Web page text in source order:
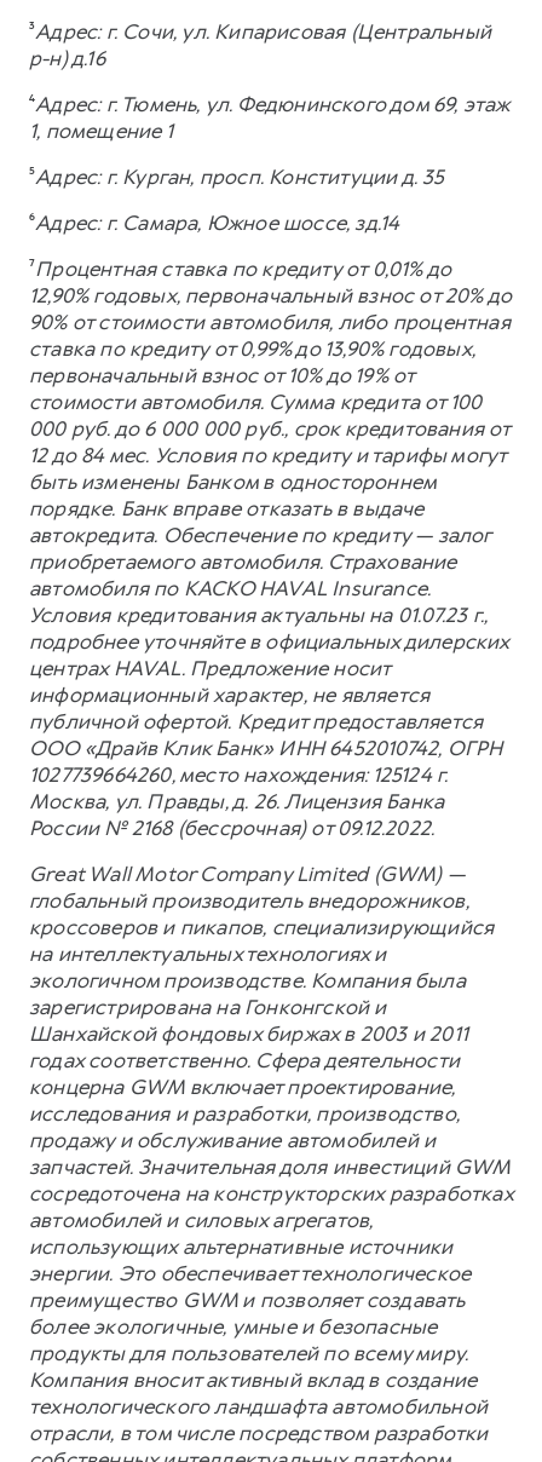
³Адрес: г. Сочи, ул. Кипарисовая (Центральный
р-н) д.16
⁴Адрес: г. Тюмень, ул. Федюнинского дом 69, этаж
1, помещение 1
⁵Адрес: г. Курган, просп. Конституции д. 35
⁶Адрес: г. Самара, Южное шоссе, зд.14
⁷Процентная ставка по кредиту от 0,01% до
12,90% годовых, первоначальный взнос от 20% до
90% от стоимости автомобиля, либо процентная
ставка по кредиту от 0,99% до 13,90% годовых,
первоначальный взнос от 10% до 19% от
стоимости автомобиля. Сумма кредита от 100
000 руб. до 6 000 000 руб., срок кредитования от
12 до 84 мес. Условия по кредиту и тарифы могут
быть изменены Банком в одностороннем
порядке. Банк вправе отказать в выдаче
автокредита. Обеспечение по кредиту — залог
приобретаемого автомобиля. Страхование
автомобиля по КАСКО HAVAL Insurance.
Условия кредитования актуальны на 01.07.23 г.,
подробнее уточняйте в официальных дилерских
центрах HAVAL. Предложение носит
информационный характер, не является
публичной офертой. Кредит предоставляется
ООО «Драйв Клик Банк» ИНН 6452010742, ОГРН
1027739664260, место нахождения: 125124 г.
Москва, ул. Правды, д. 26. Лицензия Банка
России № 2168 (бессрочная) от 09.12.2022.
Great Wall Motor Company Limited (GWM) —
глобальный производитель внедорожников,
кроссоверов и пикапов, специализирующийся
на интеллектуальных технологиях и
экологичном производстве. Компания была
зарегистрирована на Гонконгской и
Шанхайской фондовых биржах в 2003 и 2011
годах соответственно. Сфера деятельности
концерна GWM включает проектирование,
исследования и разработки, производство,
продажу и обслуживание автомобилей и
запчастей. Значительная доля инвестиций GWM
сосредоточена на конструкторских разработках
автомобилей и силовых агрегатов,
использующих альтернативные источники
энергии. Это обеспечивает технологическое
преимущество GWM и позволяет создавать
более экологичные, умные и безопасные
продукты для пользователей по всему миру.
Компания вносит активный вклад в создание
технологического ландшафта автомобильной
отрасли, в том числе посредством разработки